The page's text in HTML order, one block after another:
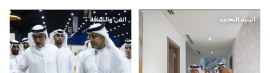
البنية التحتية الفن والثقافة